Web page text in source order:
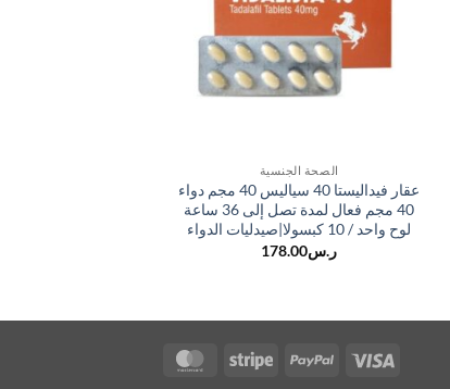
الصحة الجنسية
عقار فيداليستا 40 سياليس 40 مجم دواء
40 مجم فعال لمدة تصل إلى 36 ساعة
لوح واحد / 10 كبسولا|صيدليات الدواء
ر.س178.00
Visa
PayPal
Stripe